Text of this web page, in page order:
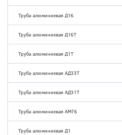
Труба алюминиевая Д16
Труба алюминиевая Д16Т
Труба алюминиевая Д1Т
Труба алюминиевая АД33Т
Труба алюминиевая АД31Т
Труба алюминиевая АМГ6
Труба алюминиевая Д1